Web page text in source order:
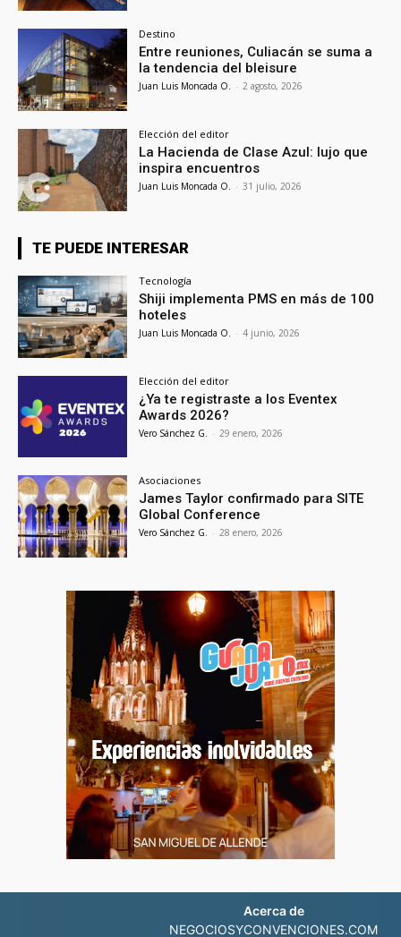
Destino
Entre reuniones, Culiacán se suma a
la tendencia del bleisure
Juan Luis Moncada O. - 2 agosto, 2026
Elección del editor
La Hacienda de Clase Azul: lujo que
inspira encuentros
Juan Luis Moncada O. - 31 julio, 2026
TE PUEDE INTERESAR
Tecnología
Shiji implementa PMS en más de 100
hoteles
Juan Luis Moncada O. - 4 junio, 2026
Elección del editor
¿Ya te registraste a los Eventex
Awards 2026?
Vero Sánchez G. - 29 enero, 2026
Asociaciones
James Taylor confirmado para SITE
Global Conference
Vero Sánchez G. - 28 enero, 2026
Acerca de
NEGOCIOSYCONVENCIONES.COM